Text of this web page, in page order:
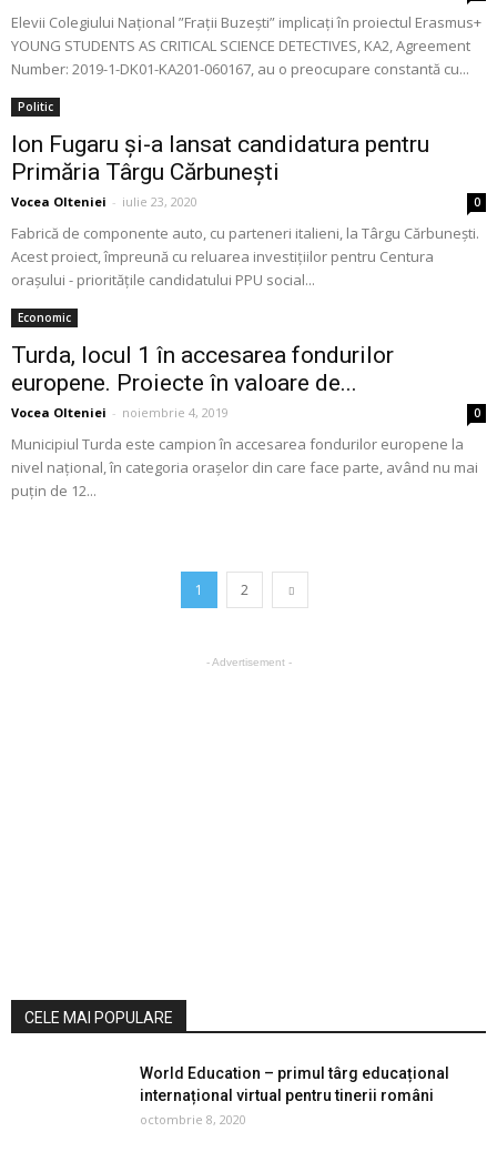
Elevii Colegiului Național ”Frații Buzești” implicați în proiectul Erasmus+
YOUNG STUDENTS AS CRITICAL SCIENCE DETECTIVES, KA2, Agreement
Number: 2019-1-DK01-KA201-060167, au o preocupare constantă cu...
Politic
Ion Fugaru și-a lansat candidatura pentru
Primăria Târgu Cărbunești
Vocea Olteniei - iulie 23, 2020 0
Fabrică de componente auto, cu parteneri italieni, la Târgu Cărbunești.
Acest proiect, împreună cu reluarea investițiilor pentru Centura
orașului - prioritățile candidatului PPU social...
Economic
Turda, locul 1 în accesarea fondurilor
europene. Proiecte în valoare de...
Vocea Olteniei - noiembrie 4, 2019 0
Municipiul Turda este campion în accesarea fondurilor europene la
nivel național, în categoria orașelor din care face parte, având nu mai
puțin de 12...
1 2
- Advertisement -
CELE MAI POPULARE
World Education – primul târg educațional
internațional virtual pentru tinerii români
octombrie 8, 2020